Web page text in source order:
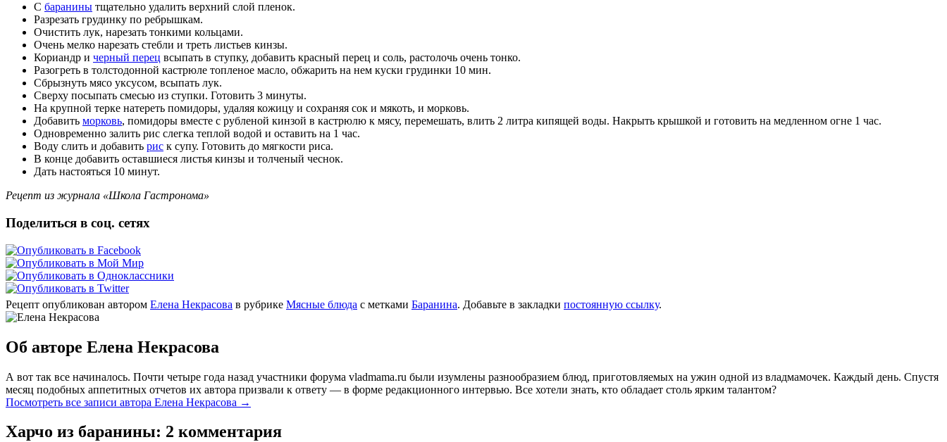
С баранины тщательно удалить верхний слой пленок.
Разрезать грудинку по ребрышкам.
Очистить лук, нарезать тонкими кольцами.
Очень мелко нарезать стебли и треть листьев кинзы.
Кориандр и черный перец всыпать в ступку, добавить красный перец и соль, растолочь очень тонко.
Разогреть в толстодонной кастрюле топленое масло, обжарить на нем куски грудинки 10 мин.
Сбрызнуть мясо уксусом, всыпать лук.
Сверху посыпать смесью из ступки. Готовить 3 минуты.
На крупной терке натереть помидоры, удаляя кожицу и сохраняя сок и мякоть, и морковь.
Добавить морковь, помидоры вместе с рубленой кинзой в кастрюлю к мясу, перемешать, влить 2 литра кипящей воды. Накрыть крышкой и готовить на медленном огне 1 час.
Одновременно залить рис слегка теплой водой и оставить на 1 час.
Воду слить и добавить рис к супу. Готовить до мягкости риса.
В конце добавить оставшиеся листья кинзы и толченый чеснок.
Дать настояться 10 минут.
Рецепт из журнала «Школа Гастронома»
Поделиться в соц. сетях
Рецепт опубликован автором Елена Некрасова в рубрике Мясные блюда с метками Баранина. Добавьте в закладки постоянную ссылку.
Об авторе Елена Некрасова
А вот так все начиналось. Почти четыре года назад участники форума vladmama.ru были изумлены разнообразием блюд, приготовляемых на ужин одной из владмамочек. Каждый день. Спустя
месяц подобных аппетитных отчетов их автора призвали к ответу — в форме редакционного интервью. Все хотели знать, кто обладает столь ярким талантом?
Посмотреть все записи автора Елена Некрасова →
Харчо из баранины: 2 комментария